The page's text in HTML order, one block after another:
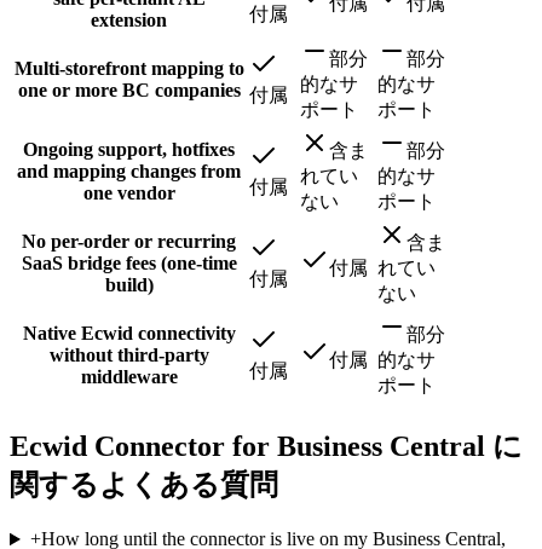
extension
付属
Multi-storefront mapping to
one or more BC companies 付属
部分
的なサ
ポート
部分
的なサ
ポート
Ongoing support, hotfixes
and mapping changes from
one vendor
付属
含ま
れてい
ない
部分
的なサ
ポート
No per-order or recurring
SaaS bridge fees (one-time
build)
付属
付属
含ま
れてい
ない
Native Ecwid connectivity
without third-party
middleware
付属
付属
部分
的なサ
ポート
Ecwid Connector for Business Central に
関するよくある質問
+How long until the connector is live on my Business Central,